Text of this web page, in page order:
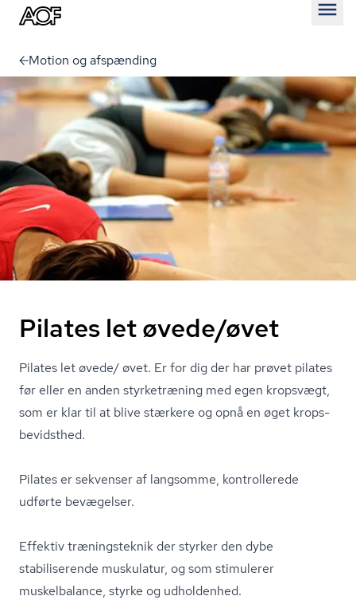
Motion og afspænding
Pilates let øvede/øvet
Pilates let øvede/ øvet. Er for dig der har prøvet pilates
før eller en anden styrketræning med egen kropsvægt,
som er klar til at blive stærkere og opnå en øget kro­ps­
be­vidst­hed.
Pilates er sekvenser af langsomme, kontrollerede
udførte bevægelser.
Effektiv træningsteknik der styrker den dybe
stabiliserende muskulatur, og som stimulerer
muskelbalance, styrke og udholdenhed.